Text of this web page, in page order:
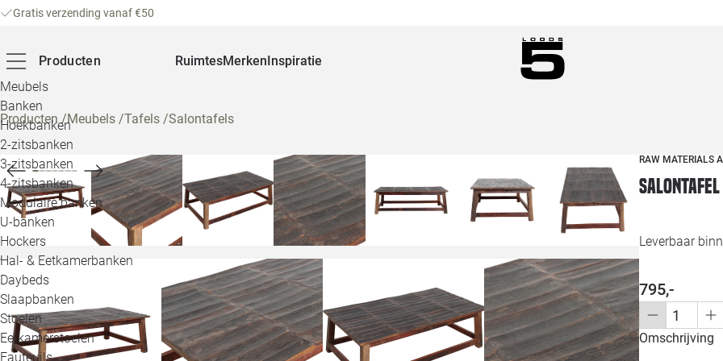
Gratis verzending vanaf €50
Producten
Meubels
Banken
Hoekbanken
2-zitsbanken
3-zitsbanken
4-zitsbanken
Modulaire banken
U-banken
Hockers
Hal- & Eetkamerbanken
Daybeds
Slaapbanken
Stoelen
Eetkamerstoelen
Fauteuils
RuimtesMerkenInspiratie
Producten/Meubels /Tafels /Salontafels
RAW MATERIALS
Salontafel
Leverbaar
795,-
Omschrijving